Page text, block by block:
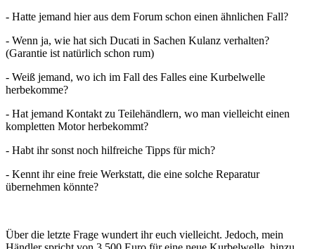
- Hatte jemand hier aus dem Forum schon einen ähnlichen Fall?
- Wenn ja, wie hat sich Ducati in Sachen Kulanz verhalten?
(Garantie ist natürlich schon rum)
- Weiß jemand, wo ich im Fall des Falles eine Kurbelwelle
herbekomme?
- Hat jemand Kontakt zu Teilehändlern, wo man vielleicht einen
kompletten Motor herbekommt?
- Habt ihr sonst noch hilfreiche Tipps für mich?
- Kennt ihr eine freie Werkstatt, die eine solche Reparatur
übernehmen könnte?
Über die letzte Frage wundert ihr euch vielleicht. Jedoch, mein